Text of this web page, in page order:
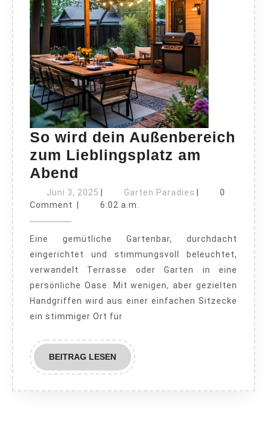
So wird dein Außenbereich
zum Lieblingsplatz am
Abend
wird
dein
zum
Lieblingsplatz
am
Abend
Juni 3, 2025 Juni
3,
Garten Paradies Garten
0
Comment
6:02 a.m.
Eine gemütliche Gartenbar, durchdacht
eingerichtet und stimmungsvoll beleuchtet,
verwandelt Terrasse oder Garten in eine
persönliche Oase. Mit wenigen, aber gezielten
Handgriffen wird aus einer einfachen Sitzecke
ein stimmiger Ort für
BEITRAG LESENBEITRAG
LESEN